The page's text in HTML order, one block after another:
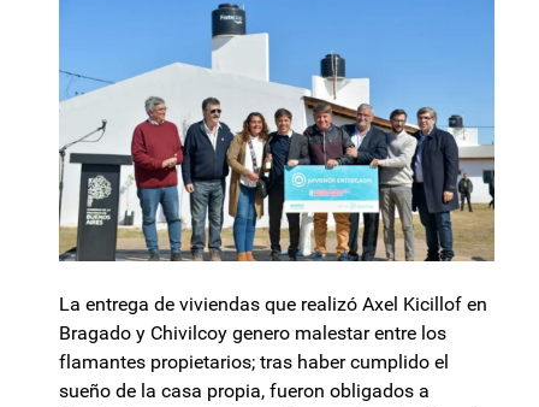
La entrega de viviendas que realizó Axel Kicillof en
Bragado y Chivilcoy genero malestar entre los
flamantes propietarios; tras haber cumplido el
sueño de la casa propia, fueron obligados a